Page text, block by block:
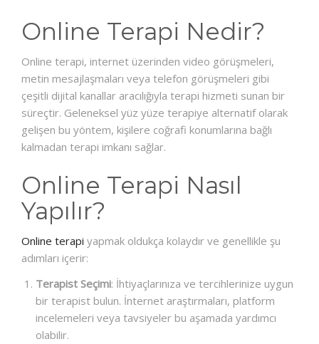
Online Terapi Nedir?
Online terapi, internet üzerinden video görüşmeleri,
metin mesajlaşmaları veya telefon görüşmeleri gibi
çeşitli dijital kanallar aracılığıyla terapi hizmeti sunan bir
süreçtir. Geleneksel yüz yüze terapiye alternatif olarak
gelişen bu yöntem, kişilere coğrafi konumlarına bağlı
kalmadan terapi imkanı sağlar.
Online Terapi Nasıl
Yapılır?
Online terapi yapmak oldukça kolaydır ve genellikle şu
adımları içerir:
Terapist Seçimi: İhtiyaçlarınıza ve tercihlerinize uygun
bir terapist bulun. İnternet araştırmaları, platform
incelemeleri veya tavsiyeler bu aşamada yardımcı
olabilir.